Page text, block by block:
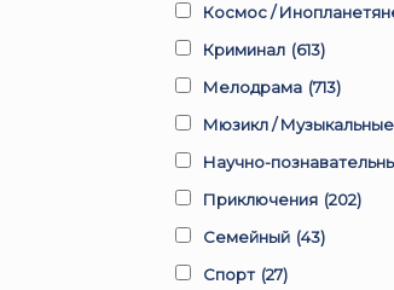
Космос /
Криминал (613)
Мелодрама (713)
Мюзикл / Музыкальные
Научно-
Приключения (202)
Семейный (43)
Спорт (27)